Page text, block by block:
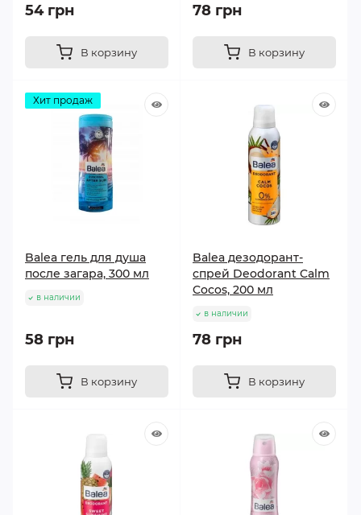
54 грн
В корзину
78 грн
В корзину
Хит продаж
Balea гель для душа
после загара, 300 мл
в наличии
58 грн
В корзину
Balea дезодорант-
спрей Deodorant Calm
Cocos, 200 мл
в наличии
78 грн
В корзину